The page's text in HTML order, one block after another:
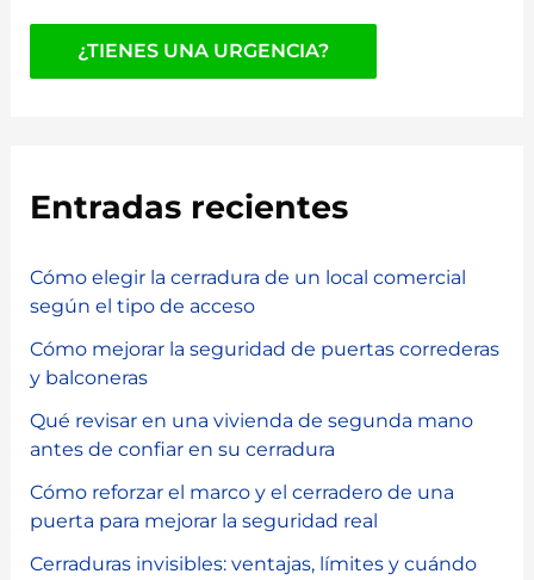
¿TIENES UNA URGENCIA?
Entradas recientes
Cómo elegir la cerradura de un local comercial
según el tipo de acceso
Cómo mejorar la seguridad de puertas correderas
y balconeras
Qué revisar en una vivienda de segunda mano
antes de confiar en su cerradura
Cómo reforzar el marco y el cerradero de una
puerta para mejorar la seguridad real
Cerraduras invisibles: ventajas, límites y cuándo